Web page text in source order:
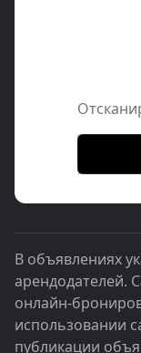
В объявлениях
арендодателей.
онлайн-
использовании
публикации